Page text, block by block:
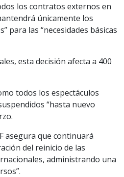
los contratos externos en
únicamente los
para las “necesidades básicas
esta decisión afecta a 400
todos los espectáculos
“hasta nuevo
asegura que continuará
del reinicio de las
administrando una